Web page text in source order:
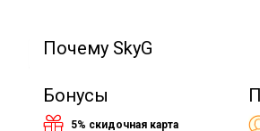
Почему SkyG
Бонусы
5% скидочная карта